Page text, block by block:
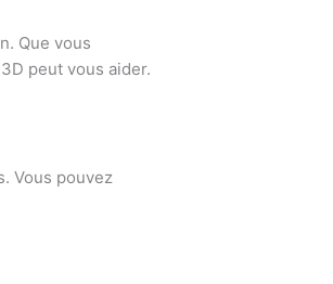
Que vous
peut vous aider.
Vous pouvez